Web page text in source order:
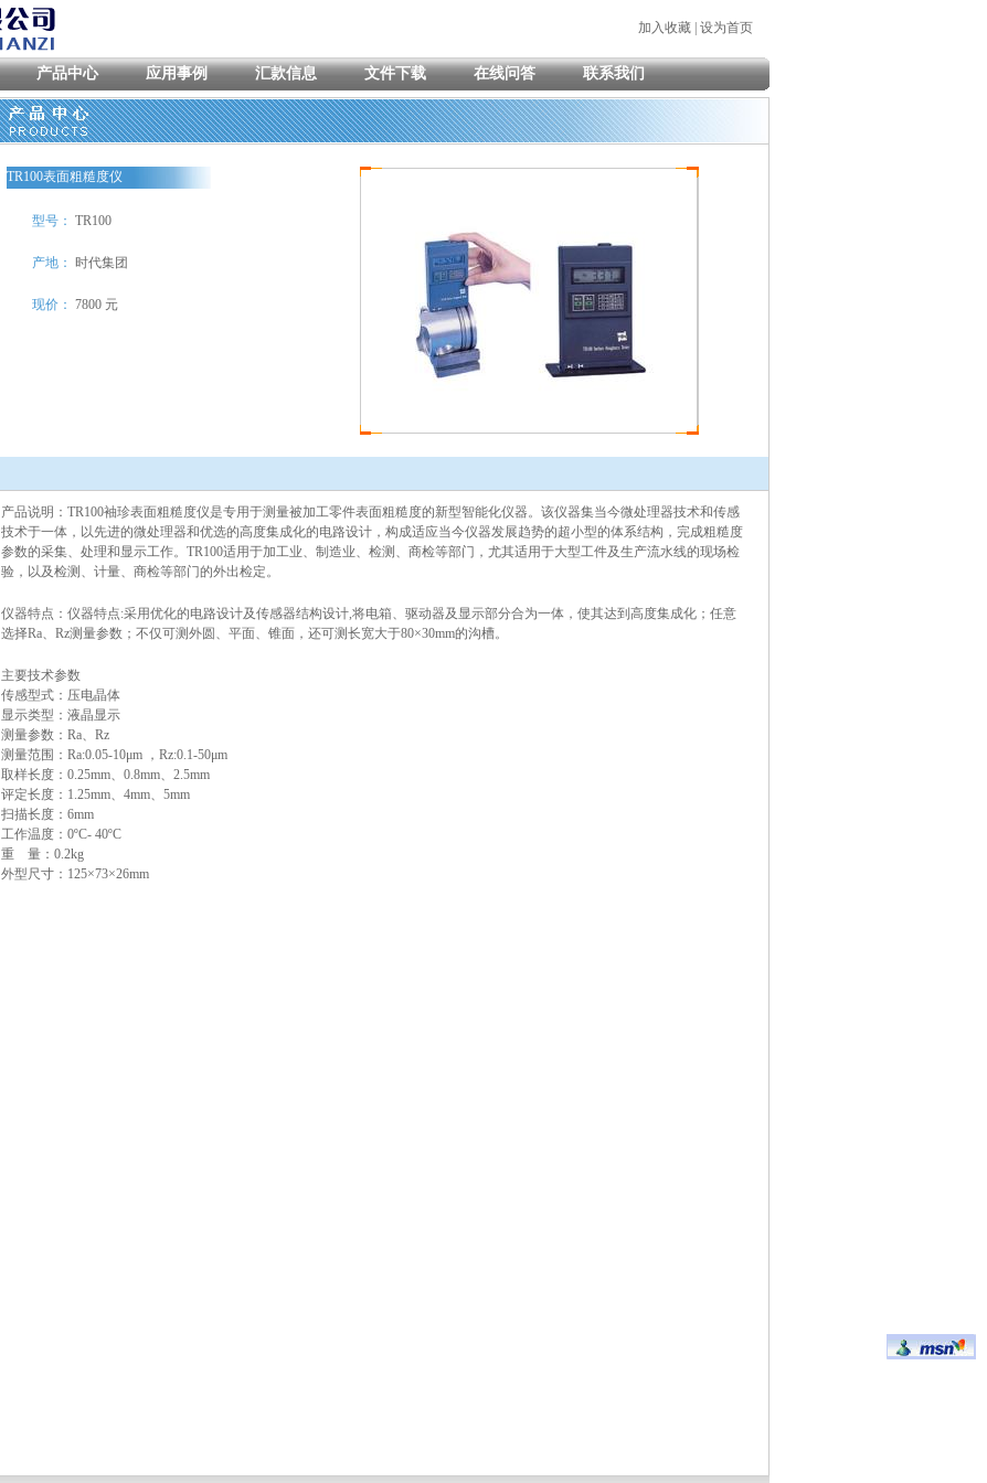
加入收藏| 设为首页
产品中心 应用事例 汇款信息 文件下载 在线问答 联系我们
TR100表面粗糙度仪
型号： TR100
产地： 时代集团
现价： 7800 元
产品说明：TR100袖珍表面粗糙度仪是专用于测量被加工零件表面粗糙度的新型智能化仪器。该仪器集当今微处理器技术和传感
技术于一体，以先进的微处理器和优选的高度集成化的电路设计，构成适应当今仪器发展趋势的超小型的体系结构，完成粗糙度
参数的采集、处理和显示工作。TR100适用于加工业、制造业、检测、商检等部门，尤其适用于大型工件及生产流水线的现场检
验，以及检测、计量、商检等部门的外出检定。
仪器特点：仪器特点:采用优化的电路设计及传感器结构设计,将电箱、驱动器及显示部分合为一体，使其达到高度集成化；任意
选择Ra、Rz测量参数；不仅可测外圆、平面、锥面，还可测长宽大于80×30mm的沟槽。
主要技术参数
传感型式：压电晶体
显示类型：液晶显示
测量参数：Ra、Rz
测量范围：Ra:0.05-10μm ，Rz:0.1-50μm
取样长度：0.25mm、0.8mm、2.5mm
评定长度：1.25mm、4mm、5mm
扫描长度：6mm
工作温度：0ºC- 40ºC
重 量：0.2kg
外型尺寸：125×73×26mm